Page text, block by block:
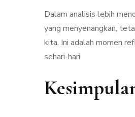
Dalam analisis lebih
yang menyenangkan,
kita. Ini adalah momen
sehari-hari.